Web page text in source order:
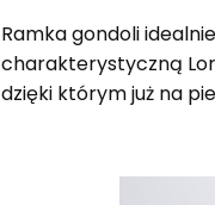
Ramka gondoli
charakterystyczną
dzięki którym już na